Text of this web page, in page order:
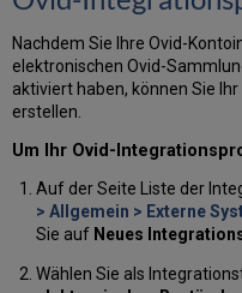
Nachdem Sie Ihre Ovid-
elektronischen Ovid-
aktiviert haben, können Sie
erstellen.
Um Ihr Ovid-
Auf der Seite Liste der
> Allgemein > Externe
Sie auf Neues
Wählen Sie als